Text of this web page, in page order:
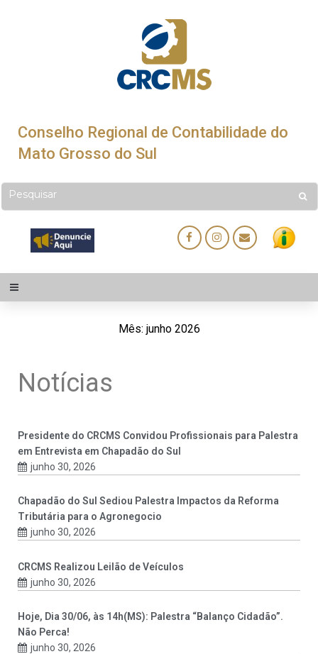
Conselho Regional de Contabilidade do
Mato Grosso do Sul
Mês: junho 2026
Notícias
Presidente do CRCMS Convidou Profissionais para Palestra
em Entrevista em Chapadão do Sul
junho 30, 2026
Chapadão do Sul Sediou Palestra Impactos da Reforma
Tributária para o Agronegocio
junho 30, 2026
CRCMS Realizou Leilão de Veículos
junho 30, 2026
Hoje, Dia 30/06, às 14h(MS): Palestra “Balanço Cidadão”.
Não Perca!
junho 30, 2026